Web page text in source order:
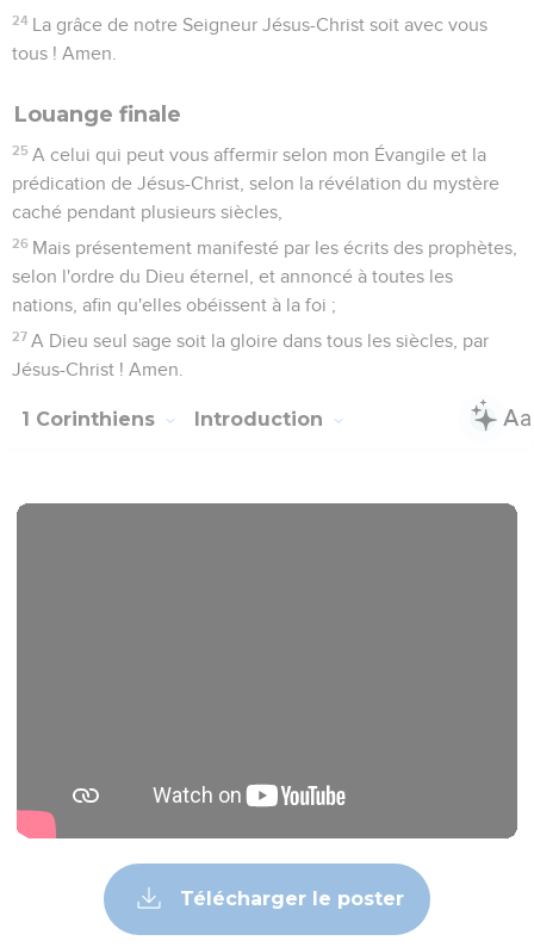
24 La grâce de notre Seigneur Jésus-Christ soit avec vous
tous ! Amen.
Louange finale
25 A celui qui peut vous affermir selon mon Évangile et la
prédication de Jésus-Christ, selon la révélation du mystère
caché pendant plusieurs siècles,
26 Mais présentement manifesté par les écrits des prophètes,
selon l'ordre du Dieu éternel, et annoncé à toutes les
nations, afin qu'elles obéissent à la foi ;
27 A Dieu seul sage soit la gloire dans tous les siècles, par
Jésus-Christ ! Amen.
1 Corinthiens Introduction
Télécharger le poster